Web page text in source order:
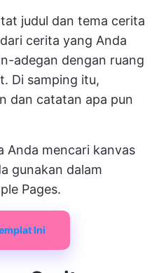
judul dan tema cerita
cerita yang Anda
adegan dengan ruang
Di samping itu,
dan catatan apa pun
Anda mencari kanvas
gunakan dalam
Pages.
Ini